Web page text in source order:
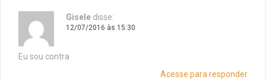
Gisele disse:
12/07/2016 às 15:30
Eu sou contra
Acesse para responder